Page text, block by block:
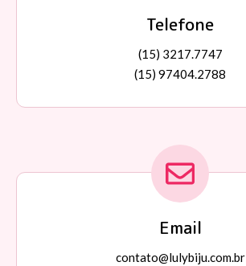
Telefone
(15) 3217.7747
(15) 97404.2788
Email
contato@lulybiju.com.br